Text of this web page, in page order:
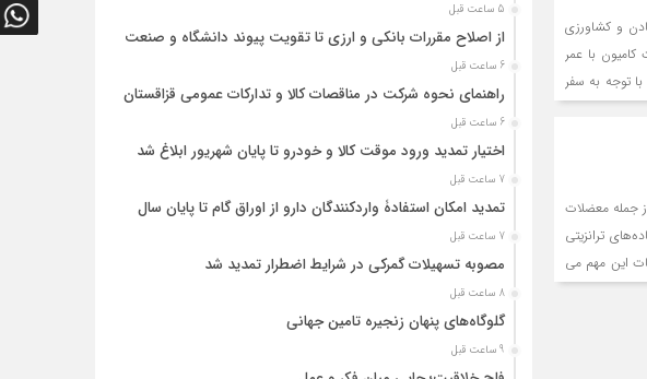
و کشاورزی
با عمر
با توجه به سفر
نظر و ارائه
جمله معضلات
ترانزیتی
این مهم می
5 ساعت قبل
از اصلاح مقررات بانکی و ارزی تا تقویت پیوند دانشگاه و صنعت
6 ساعت قبل
راهنمای نحوه شرکت در مناقصات کالا و تدارکات عمومی قزاقستان
6 ساعت قبل
اختیار تمدید ورود موقت کالا و خودرو تا پایان شهریور ابلاغ شد
7 ساعت قبل
تمدید امکان استفادۀ واردکنندگان دارو از اوراق گام تا پایان سال
7 ساعت قبل
مصوبه تسهیلات گمرکی در شرایط اضطرار تمدید شد
8 ساعت قبل
گلوگاه‌های پنهان زنجیره تامین جهانی
9 ساعت قبل